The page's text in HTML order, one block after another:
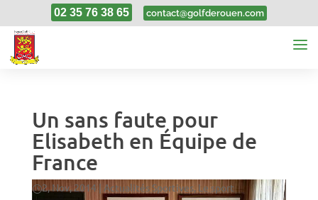
02 35 76 38 65 contact@golfderouen.com
Un sans faute pour
Elisabeth en Équipe de
France
2, Nov, 2014 | Actualités Sportives, Le sport